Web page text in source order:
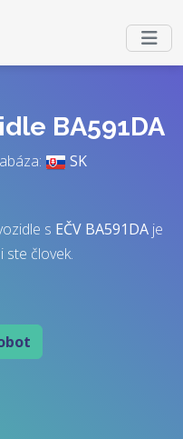
BA591DA
SK
s EČV BA591DAje
ste človek.